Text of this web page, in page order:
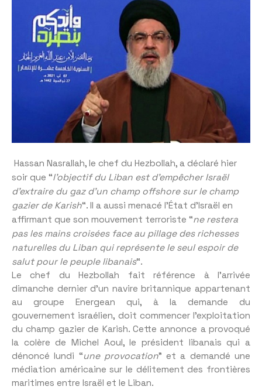
Hassan Nasrallah, le chef du Hezbollah, a déclaré hier
soir que “l’objectif du Liban est d’empêcher Israël
d’extraire du gaz d’un champ offshore sur le champ
gazier de Karish“. Il a aussi menacé l’État d’Israël en
affirmant que son mouvement terroriste “ne restera
pas les mains croisées face au pillage des richesses
naturelles du Liban qui représente le seul espoir de
salut pour le peuple libanais“.
Le chef du Hezbollah fait référence à l’arrivée
dimanche dernier d’un navire britannique appartenant
au groupe Energean qui, à la demande du
gouvernement israélien, doit commencer l’exploitation
du champ gazier de Karish. Cette annonce a provoqué
la colère de Michel Aoul, le président libanais qui a
dénoncé lundi “une provocation” et a demandé une
médiation américaine sur le délitement des frontières
maritimes entre Israël et le Liban.